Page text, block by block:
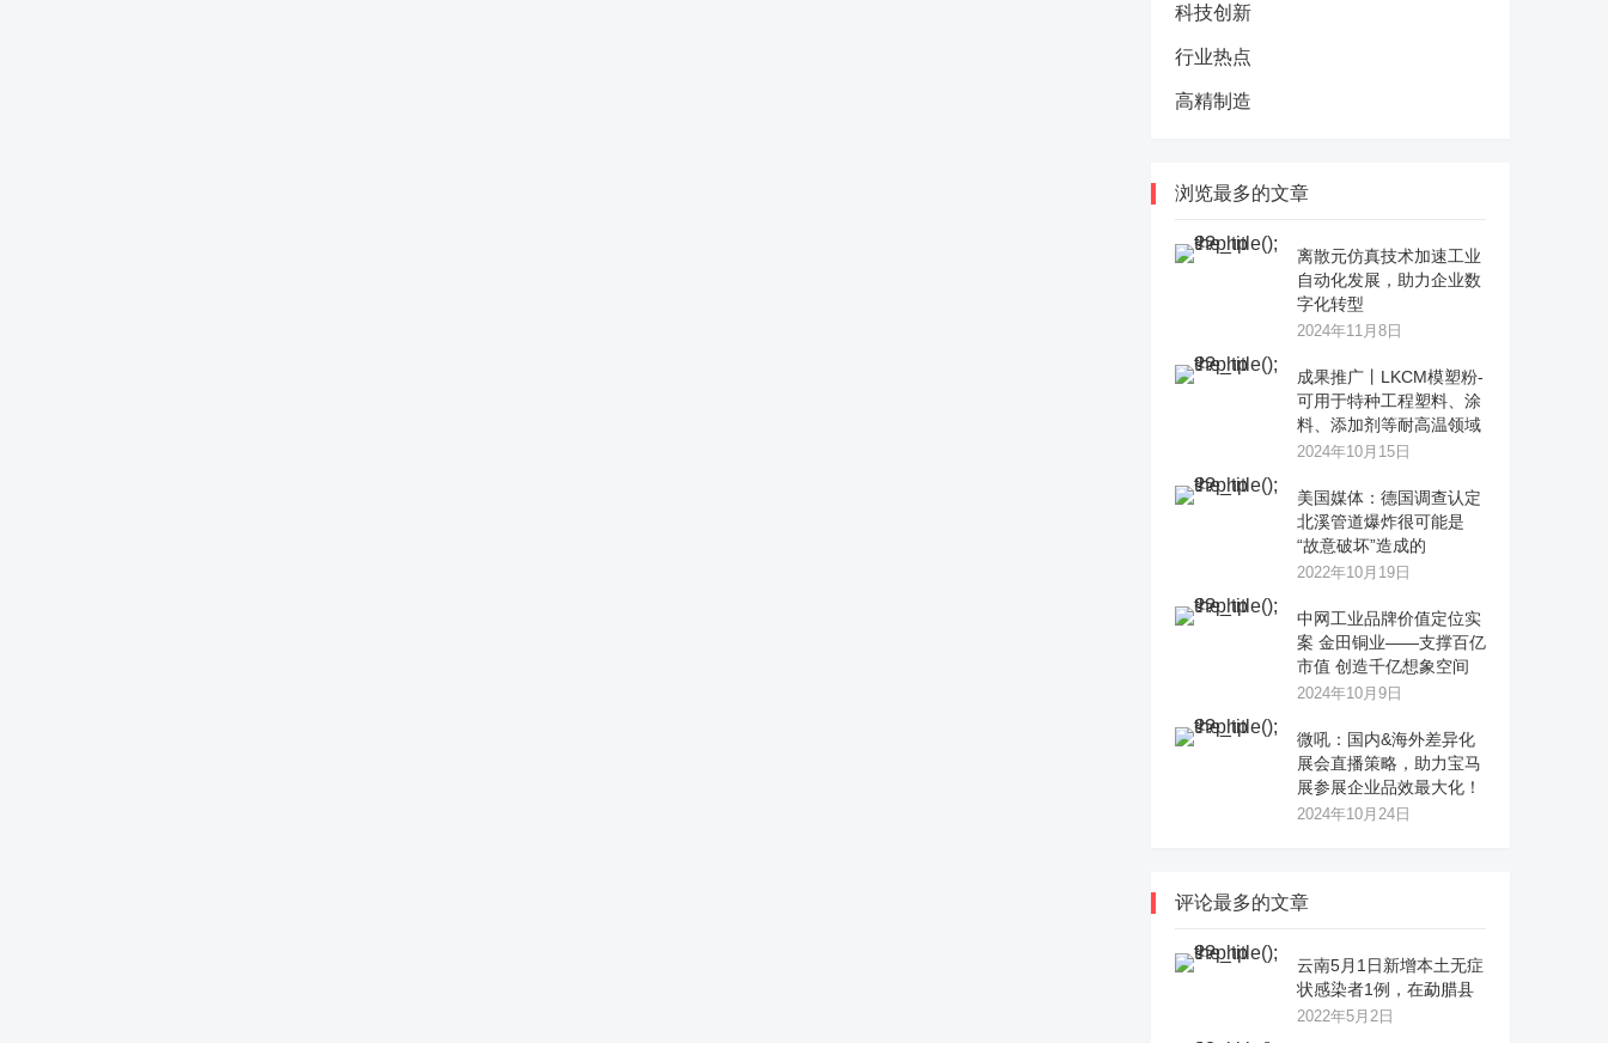
科技创新
行业热点
高精制造
浏览最多的文章
离散元仿真技术加速工业
自动化发展，助力企业数
字化转型
2024年11月8日
成果推广丨LKCM模塑粉-
可用于特种工程塑料、涂
料、添加剂等耐高温领域
2024年10月15日
美国媒体：德国调查认定
北溪管道爆炸很可能是
“故意破坏”造成的
2022年10月19日
中网工业品牌价值定位实
案 金田铜业——支撑百亿
市值 创造千亿想象空间
2024年10月9日
微吼：国内&海外差异化
展会直播策略，助力宝马
展参展企业品效最大化！
2024年10月24日
评论最多的文章
云南5月1日新增本土无症
状感染者1例，在勐腊县
2022年5月2日